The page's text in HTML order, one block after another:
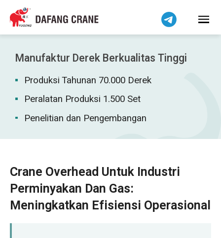
Manufaktur Derek Berkualitas Tinggi
Produksi Tahunan 70.000 Derek
Peralatan Produksi 1.500 Set
Penelitian dan Pengembangan
Crane Overhead Untuk Industri
Perminyakan Dan Gas:
Meningkatkan Efisiensi Operasional
हिन्दी
Bahasa Melayu
Tiếng Việt
简体中文
فارسی
Pilipino
اردو
Kiswahili
Dansk
Norsk
O‘zbekcha